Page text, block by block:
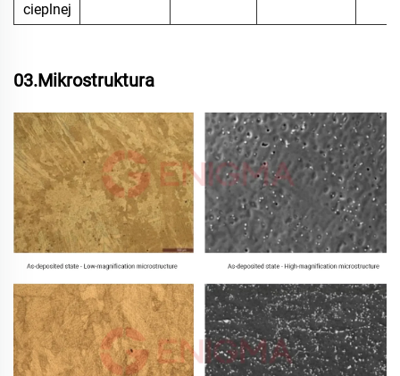
cieplnej
03.Mikrostruktura